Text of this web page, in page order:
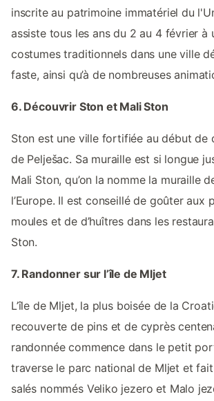
inscrite au patrimoine immatériel du
assiste tous les ans du 2 au 4 février à
costumes traditionnels dans une ville
faste, ainsi qu’à de nombreuses
6. Découvrir Ston et Mali Ston
Ston est une ville fortifiée au début de
de Pelješac. Sa muraille est si longue
Mali Ston, qu’on la nomme la muraille
l’Europe. Il est conseillé de goûter aux
moules et de d’huîtres dans les
Ston.
7. Randonner sur l’île de Mljet
L’île de Mljet, la plus boisée de la
recouverte de pins et de cyprès
randonnée commence dans le petit
traverse le parc national de Mljet et
salés nommés Veliko jezero et Malo